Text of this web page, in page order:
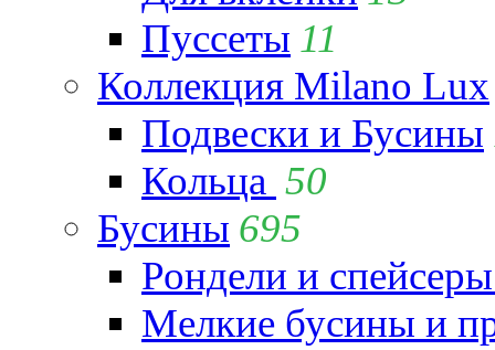
Пуссеты 11
Коллекция Milano Lux
Подвески и Бусины
Кольца 50
Бусины 695
Рондели и
Мелкие бусины и